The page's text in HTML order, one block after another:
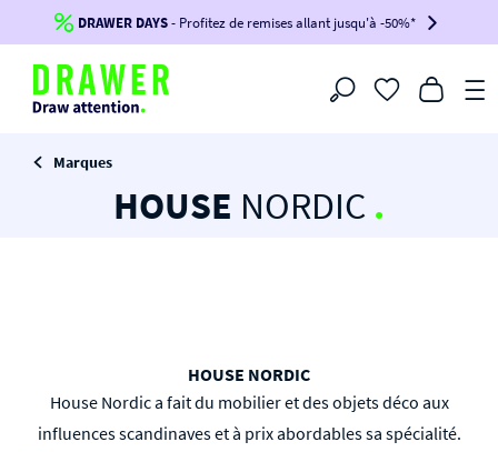
Jusqu'à-100€*sur votre commande !
BIKINI100
-voir conditions en bas de page-
DRAWER DAYS- Profitez de remises allant jusqu'à -50%*
Filtrer
Marques
HOUSE NORDIC .
HOUSE NORDIC
House Nordic a fait du mobilier et des objets déco aux
influences scandinaves et à prix abordables sa spécialité.